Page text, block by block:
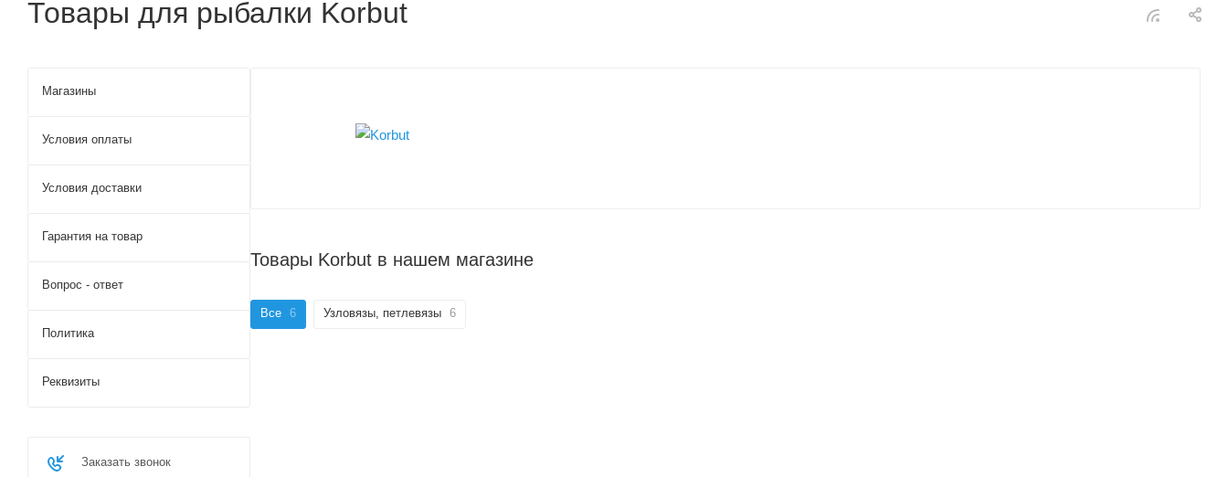
Товары для рыбалки Korbut
Товары Korbut в нашем магазине
Все 6 Узловязы, петлевязы 6
Магазины
Условия оплаты
Условия доставки
Гарантия на товар
Вопрос - ответ
Политика
Реквизиты
Заказать звонок